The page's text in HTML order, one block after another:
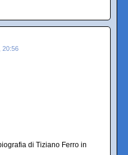
20:56
di Tiziano Ferro in